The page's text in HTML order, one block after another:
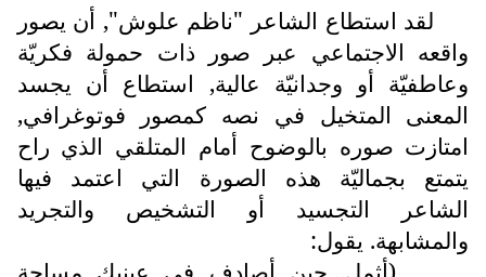
لقد استطاع الشاعر "ناظم علوش", أن يصور
واقعه الاجتماعي عبر صور ذات حمولة فكريّة
وعاطفيّة أو وجدانيّة عالية, استطاع أن يجسد
المعنى المتخيل في نصه كمصور فوتوغرافي,
امتازت صوره بالوضوح أمام المتلقي الذي راح
يتمتع بجماليّة هذه الصورة التي اعتمد فيها
الشاعر التجسيد أو التشخيص والتجريد
والمشابهة. يقول: